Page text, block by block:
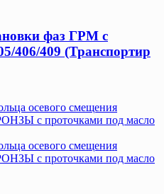
фаз ГРМ с
406/409 (Транспортир